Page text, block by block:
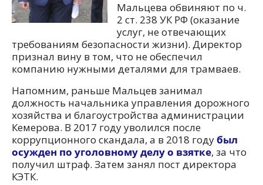
Мальцева обвиняют по ч.
2 ст. 238 УК РФ (оказание
услуг, не отвечающих
требованиям безопасности жизни). Директор
признал вину в том, что не обеспечил
компанию нужными деталями для трамваев.
Напомним, раньше Мальцев занимал
должность начальника управления дорожного
хозяйства и благоустройства администрации
Кемерова. В 2017 году уволился после
коррупционного скандала, а в 2018 годубыл
осужден по уголовному делу о взятке, за что
получил штраф. Затем занял пост директора
КЭТК.